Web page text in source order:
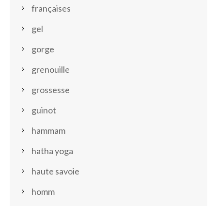
françaises
gel
gorge
grenouille
grossesse
guinot
hammam
hatha yoga
haute savoie
homm